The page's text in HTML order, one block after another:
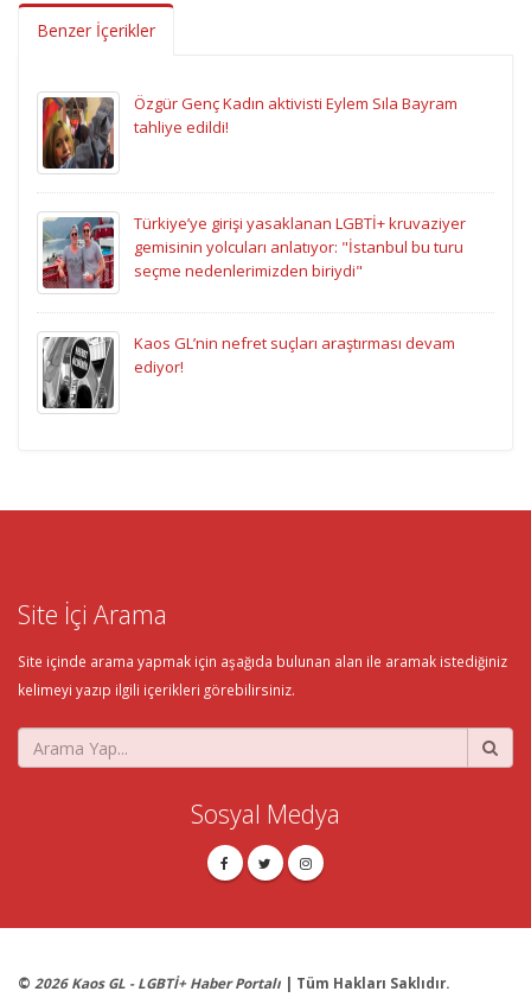
Benzer İçerikler
Özgür Genç Kadın aktivisti Eylem Sıla Bayram
tahliye edildi!
Türkiye’ye girişi yasaklanan LGBTİ+ kruvaziyer
gemisinin yolcuları anlatıyor: "İstanbul bu turu
seçme nedenlerimizden biriydi"
Kaos GL’nin nefret suçları araştırması devam
ediyor!
Site İçi Arama
Site içinde arama yapmak için aşağıda bulunan alan ile aramak istediğiniz
kelimeyi yazıp ilgili içerikleri görebilirsiniz.
Sosyal Medya
© 2026 Kaos GL - LGBTİ+ Haber Portalı | Tüm Hakları Saklıdır.